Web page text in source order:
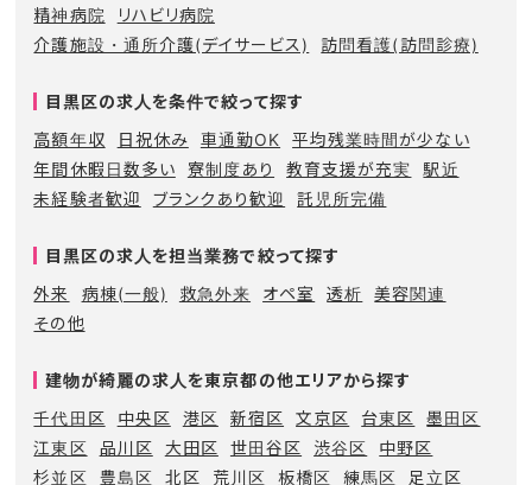
精神病院
リハビリ病院
介護施設・通所介護(デイサービス)
訪問看護(訪問診療)
目黒区の求人を条件で絞って探す
高額年収
日祝休み 車通勤OK
平均残業時間が少ない
年間休暇日数多い
寮制度あり 教育支援が充実
駅近
未経験者歓迎
ブランクあり歓迎 託児所完備
目黒区の求人を担当業務で絞って探す
外来
病棟(一般) 救急外来 オペ室 透析
美容関連
その他
建物が綺麗の求人を東京都の他エリアから探す
千代田区
中央区 港区 新宿区 文京区 台東区
墨田区
江東区
品川区 大田区 世田谷区 渋谷区
中野区
杉並区
豊島区 北区 荒川区 板橋区 練馬区
足立区